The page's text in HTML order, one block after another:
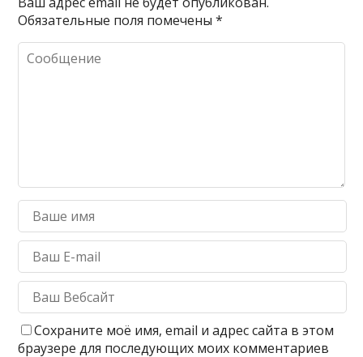
Обязательные поля помечены*
Сохраните моё имя, email и адрес сайта в этом
браузере для последующих моих комментариев